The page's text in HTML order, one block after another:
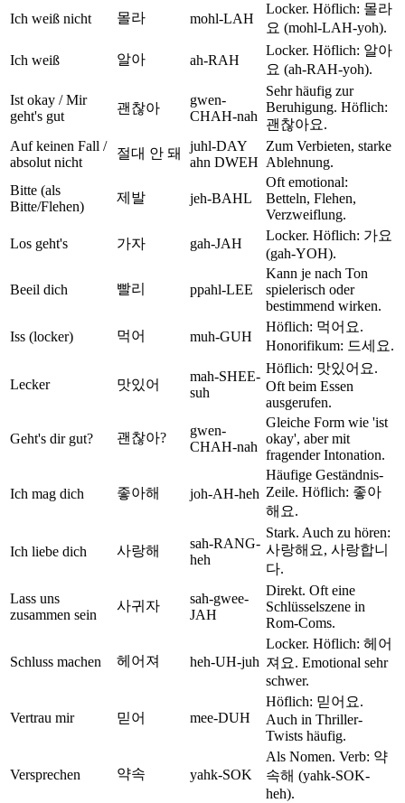
Ich weiß nicht
몰라 mohl-LAH
Locker. Höflich: 몰라
요 (mohl-LAH-yoh).
Ich weiß 알아 ah-RAH
Locker. Höflich: 알아
요 (ah-RAH-yoh).
Ist okay / Mir
geht's gut
괜찮아
gwen-
CHAH-nah
Sehr häufig zur
Beruhigung. Höflich:
괜찮아요.
Auf keinen Fall /
absolut nicht
절대 안 돼
juhl-DAY
ahn DWEH
Zum Verbieten, starke
Ablehnung.
Bitte (als
Bitte/Flehen)
제발 jeh-BAHL
Oft emotional:
Betteln, Flehen,
Verzweiflung.
Los geht's
가자 gah-JAH
Locker. Höflich: 가요
(gah-YOH).
Beeil dich 빨리 ppahl-LEE
Kann je nach Ton
spielerisch oder
bestimmend wirken.
Iss (locker)
먹어 muh-GUH
Höflich: 먹어요.
Honorifikum: 드세요.
Lecker 맛있어
mah-SHEE-
suh
Höflich: 맛있어요.
Oft beim Essen
ausgerufen.
Geht's dir gut? 괜찮아?
gwen-
CHAH-nah
Gleiche Form wie 'ist
okay', aber mit
fragender Intonation.
Ich mag dich 좋아해 joh-AH-heh
Häufige Geständnis-
Zeile. Höflich: 좋아
해요.
Ich liebe dich 사랑해
sah-RANG-
heh
Stark. Auch zu hören:
사랑해요, 사랑합니
다.
Lass uns
zusammen sein
사귀자
sah-gwee-
JAH
Direkt. Oft eine
Schlüsselszene in
Rom-Coms.
Schluss machen 헤어져 heh-UH-juh
Locker. Höflich: 헤어
져요. Emotional sehr
schwer.
Vertrau mir 믿어 mee-DUH
Höflich: 믿어요.
Auch in Thriller-
Twists häufig.
Versprechen 약속 yahk-SOK
Als Nomen. Verb: 약
속해 (yahk-SOK-
heh).